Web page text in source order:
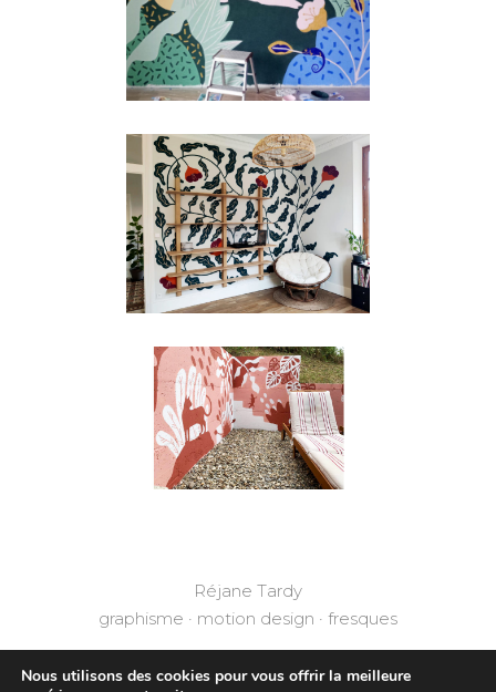
Réjane Tardy
graphisme · motion design · fresques
Nous utilisons des cookies pour vous offrir la meilleure